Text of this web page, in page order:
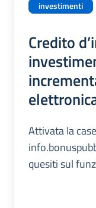
investimenti
Credito
Attivata la
quesiti sul